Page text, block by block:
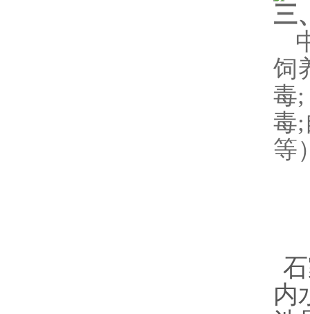
三
饲
毒;
毒;
等
内